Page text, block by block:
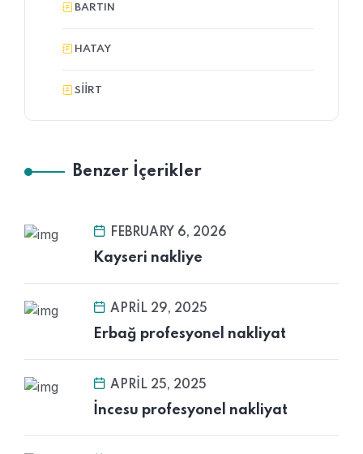
BARTIN
HATAY
SIIRT
Benzer İçerikler
FEBRUARY 6, 2026
Kayseri nakliye
APRIL 29, 2025
Erbağ profesyonel nakliyat
APRIL 25, 2025
İncesu profesyonel nakliyat